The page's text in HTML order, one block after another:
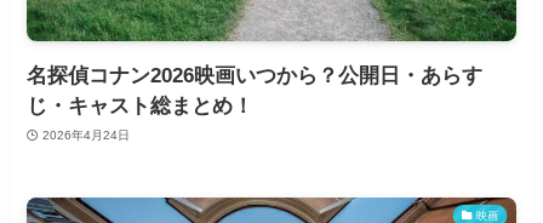
名探偵コナン2026映画いつから？公開日・あらす
じ・キャスト総まとめ！
2026年4月24日
映画